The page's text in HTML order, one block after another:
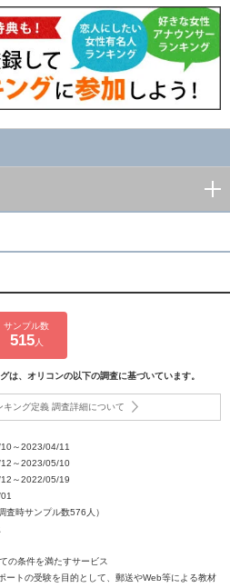
サンプル数
515人
は、オリコンの以下の調査に基づいています。
キング定義 調査詳細について
～2023/04/11
～2023/05/10
～2022/05/19
査時サンプル数576人）
の条件を満たすサービス
ートの受験を目的として、郵送やWeb等による教材